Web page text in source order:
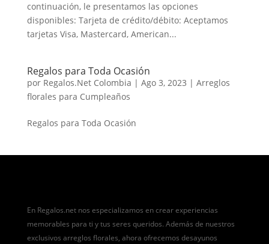
continuación, le presentamos las opciones
disponibles: Tarjeta de crédito/débito: Aceptamos
tarjetas Visa, Mastercard, American...
Regalos para Toda Ocasión
por Regalos.Net Colombia | Ago 3, 2023 | Arreglos
florales para Cumpleaños
Regalos para Toda Ocasión
En Regalos.net nos especializamos en crear experiencias
memorables para ti y tus seres queridos. Además de nuestros
exclusivos arreglos florales, ahora ofrecemos desayunos